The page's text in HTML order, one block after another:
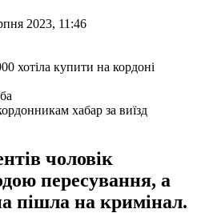
2023, 11:46
хабар за виїзд
чоловік
пересування, а
пішла на кримінал.